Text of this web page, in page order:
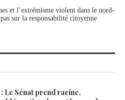
et l’extrémisme violent dans le nord-
sur la responsabilité citoyenne
Le Sénat prend racine,